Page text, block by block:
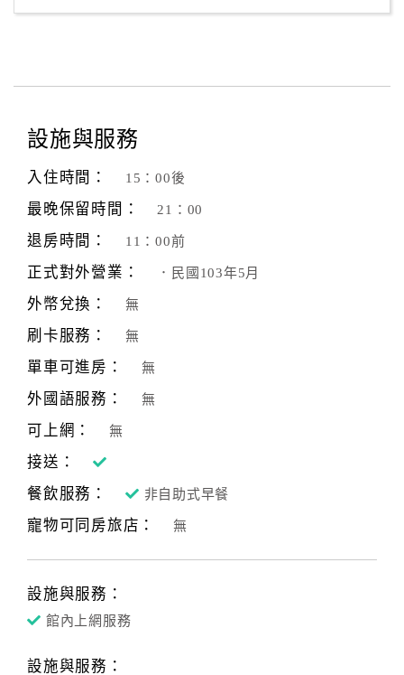
請
款
據
作
提
店
合
作
合
設施與服務
入住時間： 15：00後
最晚保留時間： 21：00
退房時間： 11：00前
正式對外營業： ．民國103年5月
外幣兌換： 無
刷卡服務： 無
單車可進房： 無
外國語服務： 無
可上網： 無
接送：
餐飲服務：
非自助式早餐
寵物可同房旅店： 無
設施與服務：
館內上網服務
設施與服務：